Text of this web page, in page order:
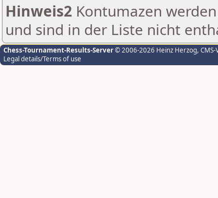
Hinweis2 Kontumazen
und sind in der Liste nicht
Chess-Tournament-Results-Server© 2006-2026 Heinz Herzog,
Legal details/Terms of use